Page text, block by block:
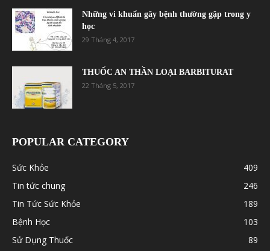
Những vi khuẩn gây bệnh thường gặp trong y
học
29 Tháng 4, 2017
THUỐC AN THẦN LOẠI BARBITURAT
22 Tháng 5, 2017
POPULAR CATEGORY
Sức Khỏe
409
Tin tức chung
246
Tin Tức Sức Khỏe
189
Bệnh Học
103
Sử Dụng Thuốc
89